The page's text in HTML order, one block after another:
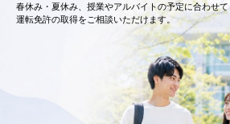
春休み・夏休み、授業やアルバイトの予定に合わせて
運転免許の取得をご相談いただけます。